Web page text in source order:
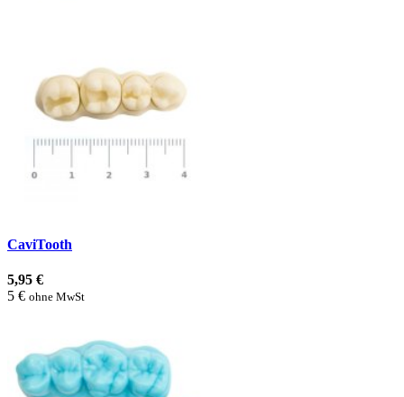
CaviTooth
5,95 €
5 € ohne MwSt